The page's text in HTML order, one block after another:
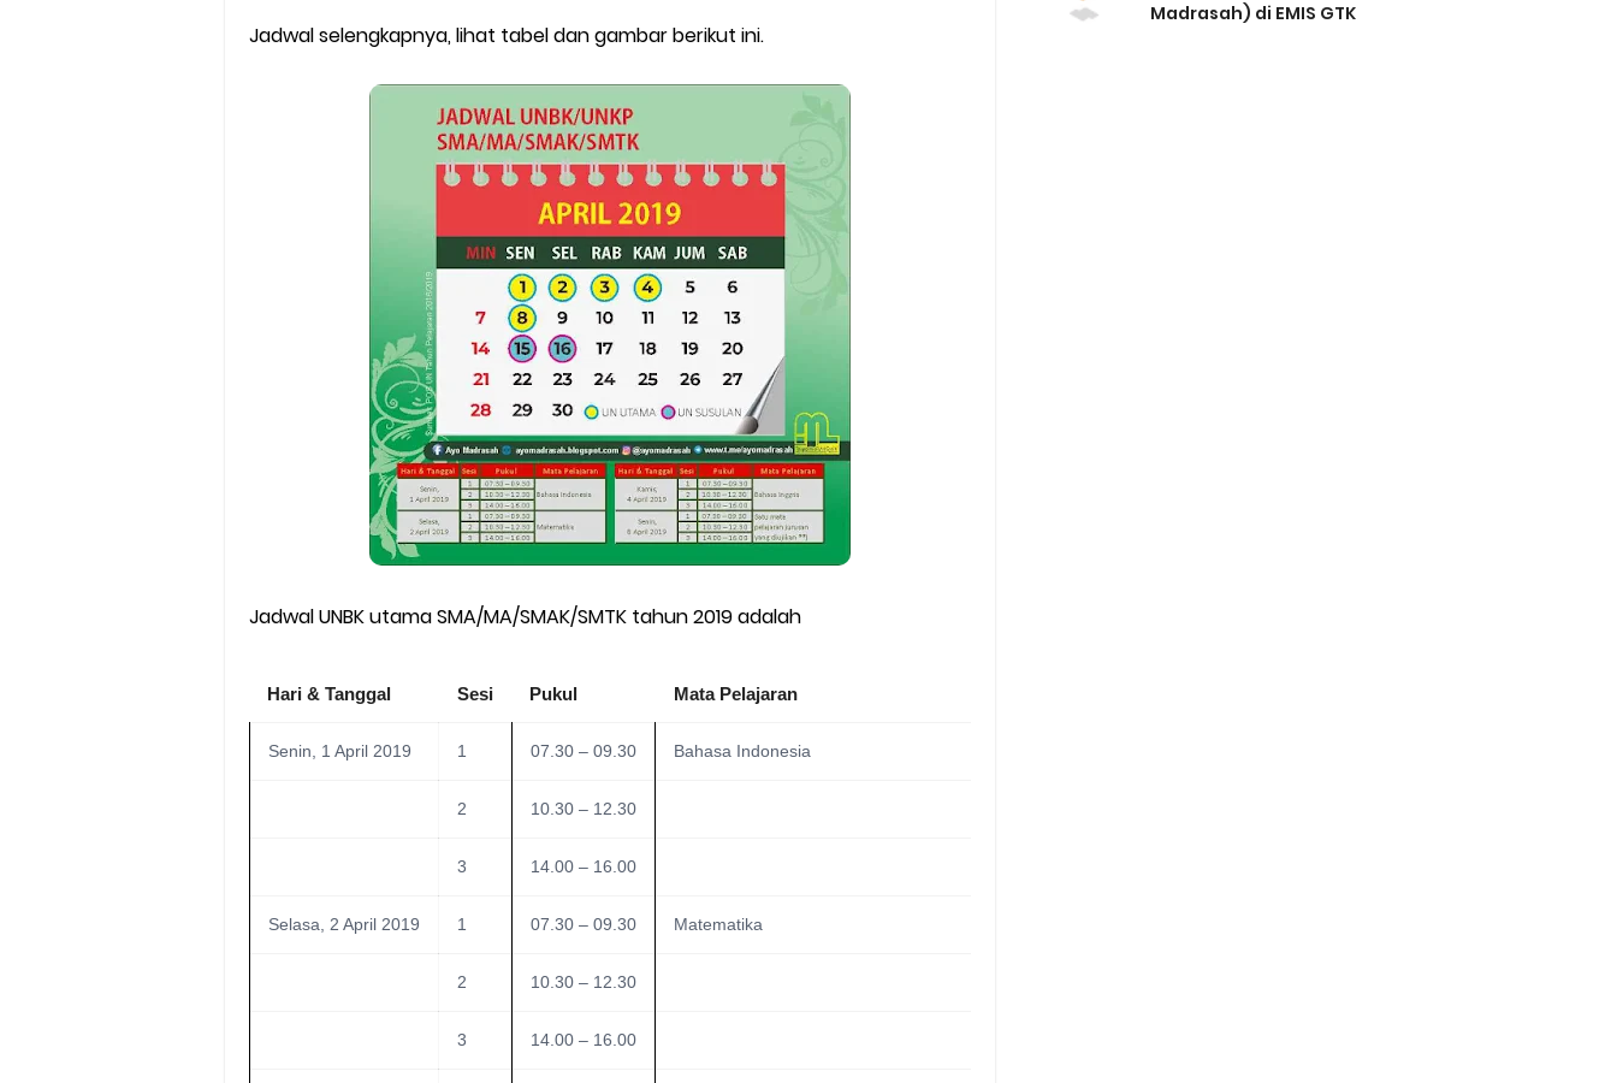
Jadwal selengkapnya, lihat tabel dan gambar berikut ini.
Jadwal UNBK utama SMA/MA/SMAK/SMTK tahun 2019 adalah
Hari & Tanggal Sesi Pukul Mata Pelajaran
Senin, 1 April 2019 1 07.30 – 09.30 Bahasa Indonesia
2 10.30 – 12.30
3 14.00 – 16.00
Selasa, 2 April 2019 1 07.30 – 09.30 Matematika
2 10.30 – 12.30
3 14.00 – 16.00
Madrasah) di EMIS GTK